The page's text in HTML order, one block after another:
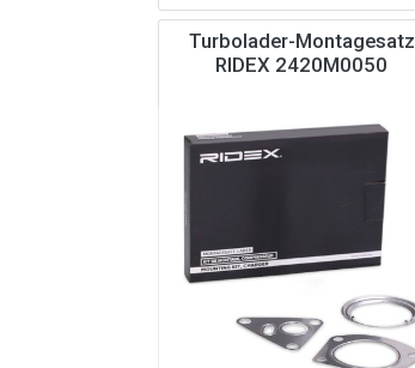
Turbolader-Montagesatz
RIDEX 2420M0050